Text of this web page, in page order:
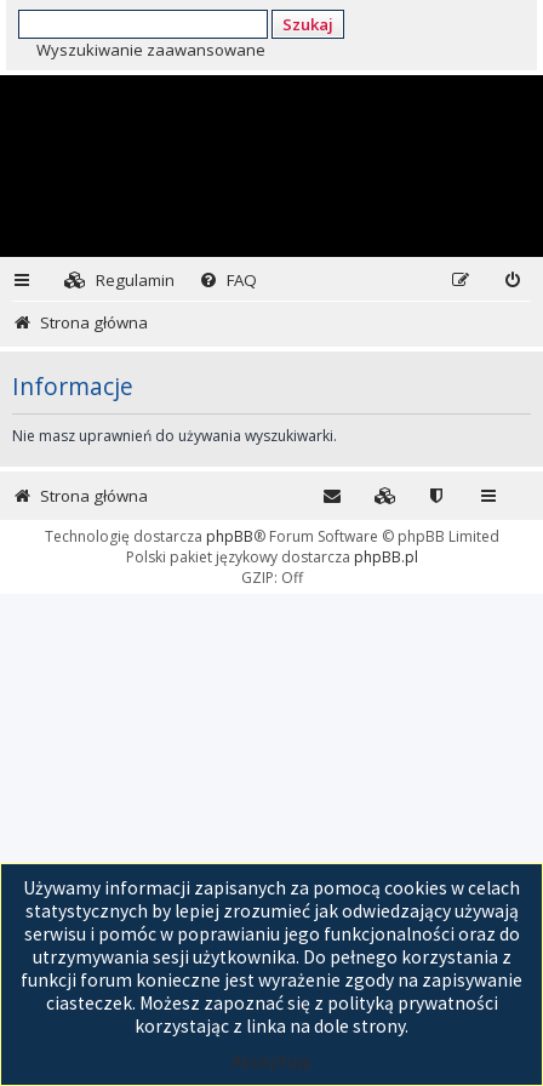
Szukaj
Wyszukiwanie zaawansowane
Regulamin
FAQ
Strona główna
Informacje
Nie masz uprawnień do używania wyszukiwarki.
Używamy informacji zapisanych za pomocą cookies w celach
statystycznych by lepiej zrozumieć jak odwiedzający używają
serwisu i pomóc w poprawianiu jego funkcjonalności oraz do
utrzymywania sesji użytkownika. Do pełnego korzystania z
funkcji forum konieczne jest wyrażenie zgody na zapisywanie
ciasteczek. Możesz zapoznać się z polityką prywatności
korzystając z linka na dole strony.
Akceptuję
Strona główna
Technologię dostarcza phpBB® Forum Software © phpBB Limited
Polski pakiet językowy dostarcza phpBB.pl
GZIP: Off